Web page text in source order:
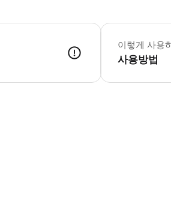
알레르기나 음식
이렇게 사용
사용방법